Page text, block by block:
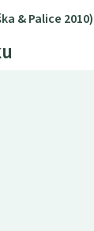
& Palice